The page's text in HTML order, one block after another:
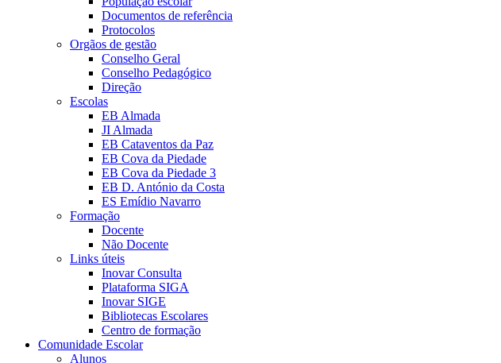
Documentos de referência
Protocolos
Orgãos de gestão
Conselho Geral
Conselho Pedagógico
Direção
Escolas
EB Almada
JI Almada
EB Cataventos da Paz
EB Cova da Piedade
EB Cova da Piedade 3
EB D. António da Costa
ES Emídio Navarro
Formação
Docente
Não Docente
Links úteis
Inovar Consulta
Plataforma SIGA
Inovar SIGE
Bibliotecas Escolares
Centro de formação
Comunidade Escolar
Alunos